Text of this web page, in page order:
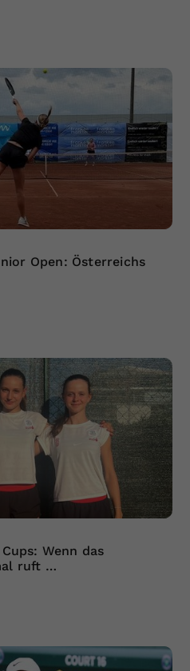
Open: Österreichs
Wenn das
ruft …